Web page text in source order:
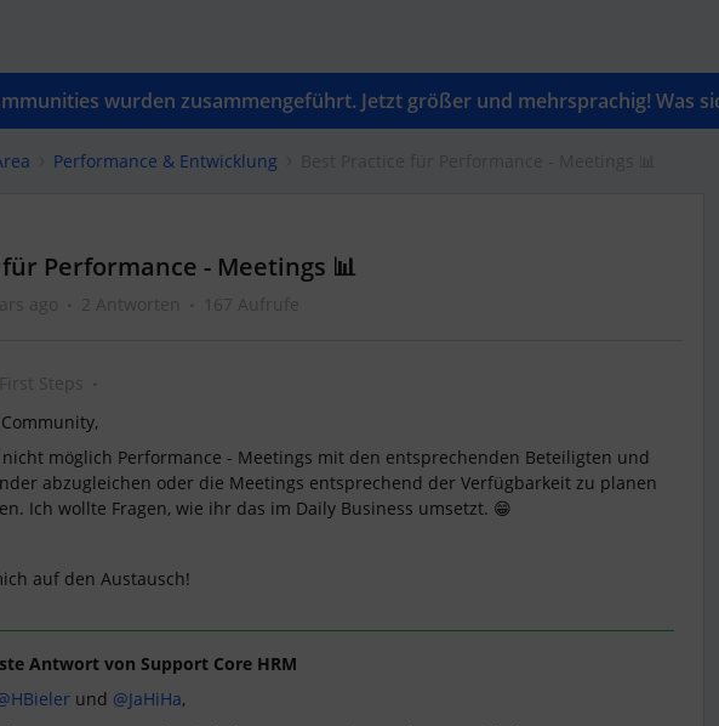
wurden zusammengeführt. Jetzt größer und mehrsprachig! Was
Performance & Entwicklung
Performance - Meetings 📊
ago 2 Antworten 167 Aufrufe
First Steps
möglich Performance - Meetings mit den entsprechenden Beteiligten und
abzugleichen oder die Meetings entsprechend der Verfügbarkeit zu planen
Ich wollte Fragen, wie ihr das im Daily Business umsetzt. 😁
auf den Austausch!
Antwort von Support Core HRM
und @JaHiHa,